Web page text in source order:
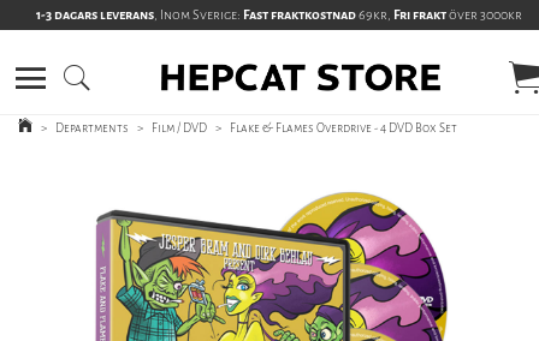
1-3 dagars leverans, Inom Sverige: Fast fraktkostnad69kr, Fri fraktöver 3000kr
> Departments > Film / DVD > Flake & Flames Overdrive - 4 DVD Box Set